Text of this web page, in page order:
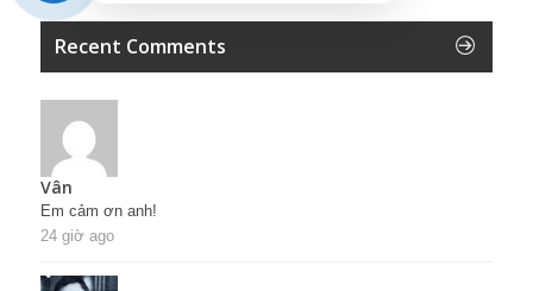
Recent Comments
Vân
Em cảm ơn anh!
24 giờ ago